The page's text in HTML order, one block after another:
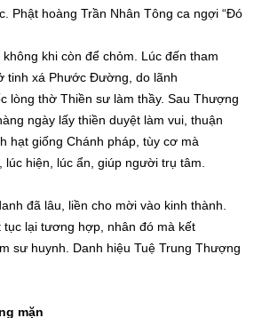
Phật hoàng Trần Nhân Tông ca ngợi “Đó
khi còn để chỏm. Lúc đến tham
tinh xá Phước Đường, do lãnh
lòng thờ Thiền sư làm thầy. Sau Thượng
ngày lấy thiền duyệt làm vui, thuận
hạt giống Chánh pháp, tùy cơ mà
hiện, lúc ẩn, giúp người trụ tâm.
đã lâu, liền cho mời vào kinh thành.
lại tương hợp, nhân đó mà kết
sư huynh. Danh hiệu Tuệ Trung Thượng
mặn